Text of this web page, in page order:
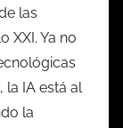
las
XXI. Ya no
la IA está al
la